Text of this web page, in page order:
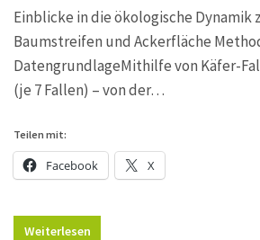
Einblicke in die ökologische Dynamik
Baumstreifen und Ackerfläche
DatengrundlageMithilfe von Käfer-
(je 7 Fallen) – von der…
Teilen mit:
Facebook X
Weiterlesen